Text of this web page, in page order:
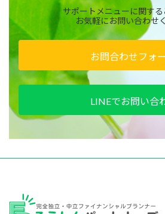
サポートメニューに関す
お気軽にお問い合わせ
お問合わせフォ
LINEでお問い合